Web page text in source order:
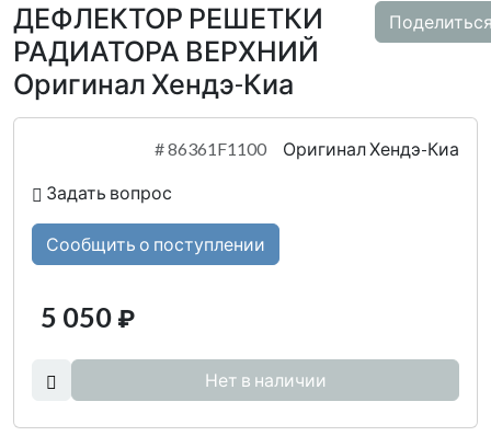
ДЕФЛЕКТОР РЕШЕТКИ
РАДИАТОРА ВЕРХНИЙ
Оригинал Хендэ-Киа
#86361F1100 Оригинал Хендэ-Киа
Задать вопрос
Сообщить о поступлении
5 050 ₽
Нет в наличии